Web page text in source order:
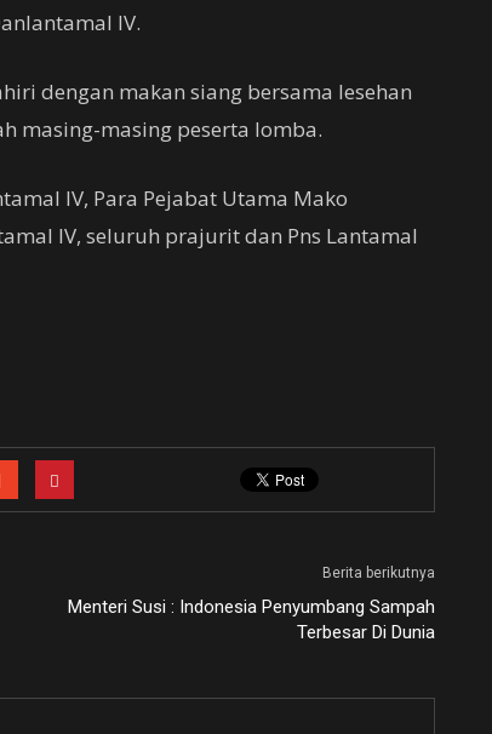
IV.
dengan makan siang bersama lesehan
masing-masing peserta lomba.
IV, Para Pejabat Utama Mako
IV, seluruh prajurit dan Pns Lantamal
Berita berikutnya
Menteri Susi : Indonesia Penyumbang Sampah
Terbesar Di Dunia